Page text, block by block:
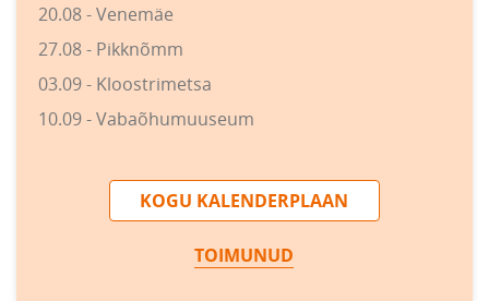
20.08 - Venemäe
27.08 - Pikknõmm
03.09 - Kloostrimetsa
10.09 - Vabaõhumuuseum
KOGU KALENDERPLAAN
TOIMUNUD